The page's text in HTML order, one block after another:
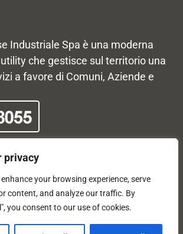
privacy
your browsing experience, serve
content, and analyze our traffic. By
you consent to our use of cookies.
Industriale Spa è una moderna
che gestisce sul territorio una
a favore di Comuni, Aziende e
S.p.a. – Tutti i diritti riservati. Via
- P. Iva e Registro delle imprese di
- Capitale Sociale
di Torino: 680448